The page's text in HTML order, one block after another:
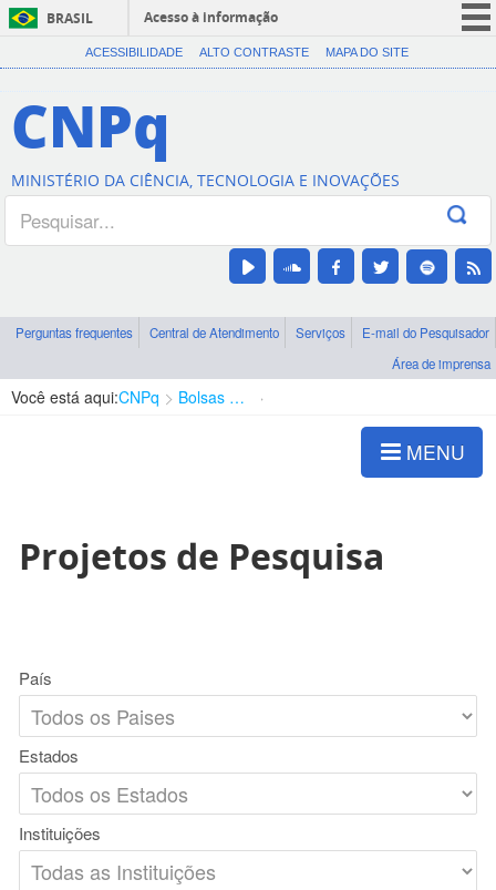
BRASIL
Acesso à informação
CORONAVÍRUS (COVID-19)
Canais
ACESSIBILIDADE ALTO CONTRASTE MAPA DO SITE
CNPq
MINISTÉRIO DA CIÊNCIA, TECNOLOGIA E INOVAÇÕES
Perguntas frequentes Central de Atendimento Serviços
E-mail do Pesquisador
Área de imprensa
Você está aqui:CNPq Bolsas e Auxílios Vigentes
MENU
Projetos de Pesquisa
País
Estados
Instituições